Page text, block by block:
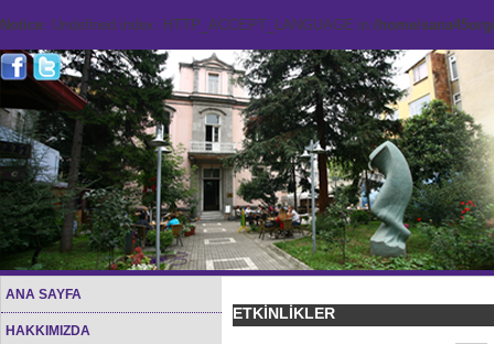
Notice: Undefined index: HTTP_ACCEPT_LANGUAGE in /home/
ANA SAYFA
HAKKIMIZDA
ETKİNLİKLER